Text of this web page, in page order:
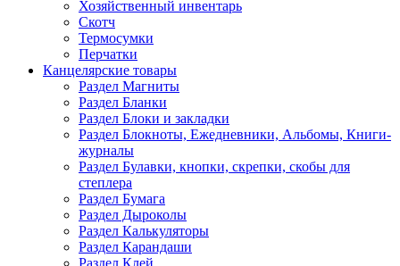
Хозяйственный инвентарь
Скотч
Термосумки
Перчатки
Канцелярские товары
Раздел Магниты
Раздел Бланки
Раздел Блоки и закладки
Раздел Блокноты, Ежедневники, Альбомы, Книги-
журналы
Раздел Булавки, кнопки, скрепки, скобы для
степлера
Раздел Бумага
Раздел Дыроколы
Раздел Калькуляторы
Раздел Карандаши
Раздел Клей